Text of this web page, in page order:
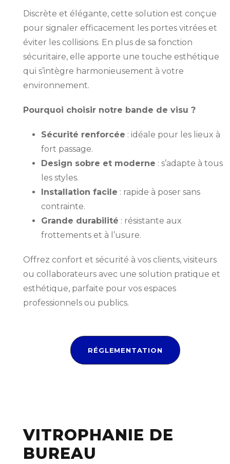
Discrète et élégante, cette solution est conçue
pour signaler efficacement les portes vitrées et
éviter les collisions. En plus de sa fonction
sécuritaire, elle apporte une touche esthétique
qui s’intègre harmonieusement à votre
environnement.
Pourquoi choisir notre bande de visu ?
Sécurité renforcée : idéale pour les lieux à
fort passage.
Design sobre et moderne : s’adapte à tous
les styles.
Installation facile : rapide à poser sans
contrainte.
Grande durabilité : résistante aux
frottements et à l’usure.
Offrez confort et sécurité à vos clients, visiteurs
ou collaborateurs avec une solution pratique et
esthétique, parfaite pour vos espaces
professionnels ou publics.
RÉGLEMENTATION
VITROPHANIE DE
BUREAU